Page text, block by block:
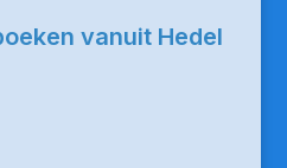
vanuit Hedel